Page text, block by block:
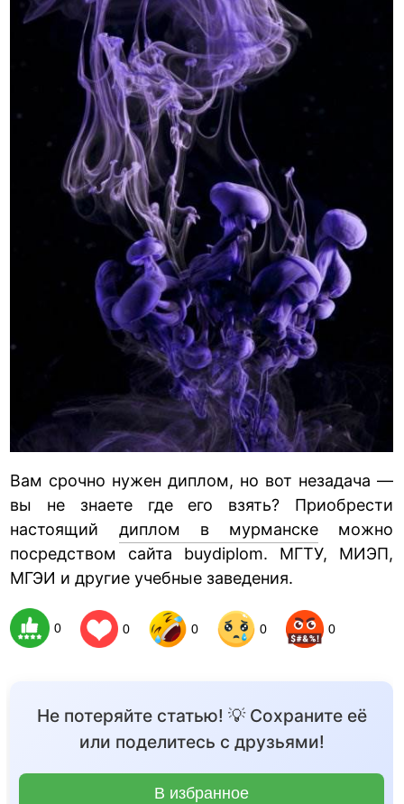
Вам срочно нужен диплом, но вот незадача —
вы не знаете где его взять? Приобрести
настоящий диплом в мурманскеможно
посредством сайта buydiplom. МГТУ, МИЭП,
МГЭИ и другие учебные заведения.
0 0 0 0 0
Не потеряйте статью! 💡 Сохраните её
или поделитесь с друзьями!
В избранное